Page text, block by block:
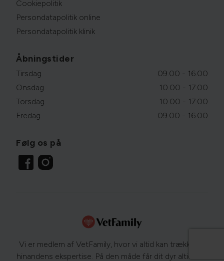
Cookiepolitik
Persondatapolitik online
Persondatapolitik klinik
Åbningstider
Tirsdag
09.00 - 16.00
Onsdag
10.00 - 17.00
Torsdag
10.00 - 17.00
Fredag
09.00 - 16.00
Følg os på
Vi er medlem af VetFamily, hvor vi altid kan trække på
hinandens ekspertise. På den måde får dit dyr altid den